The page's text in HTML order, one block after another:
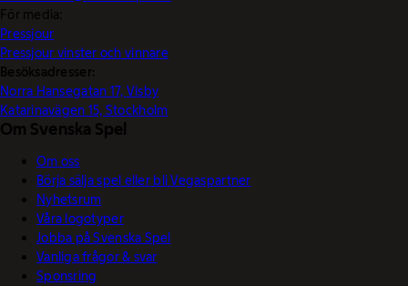
För media:
Pressjour
Pressjour vinster och vinnare
Besöksadresser:
Norra Hansegatan 17, Visby
Katarinavägen 15, Stockholm
Om Svenska Spel
Om oss
Börja sälja spel eller bli Vegaspartner
Nyhetsrum
Våra logotyper
Jobba på Svenska Spel
Vanliga frågor & svar
Sponsring